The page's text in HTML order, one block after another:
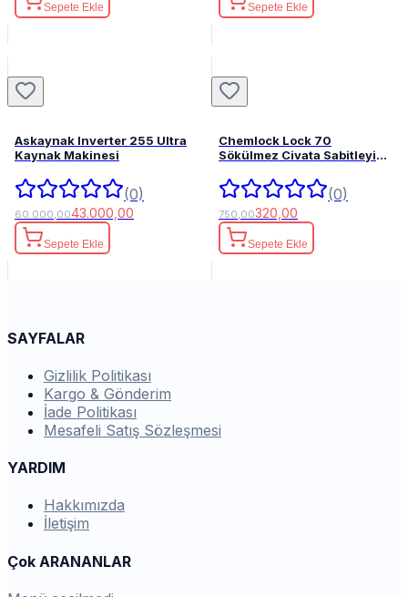
Sepete Ekle Sepete Ekle
Askaynak Inverter 255 Ultra
Kaynak Makinesi
(0)
60.000,0043.000,00
Sepete Ekle
Chemlock Lock 70
Sökülmez Civata Sabitleyici
(0)
750,00320,00
Sepete Ekle
SAYFALAR
Gizlilik Politikası
Kargo & Gönderim
İade Politikası
Mesafeli Satış Sözleşmesi
YARDIM
Hakkımızda
İletişim
Çok ARANANLAR